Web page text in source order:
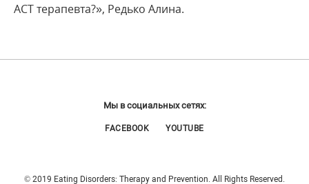
АСТ терапевта?», Редько Алина.
Мы в социальных сетях:
FACEBOOK YOUTUBE
© 2019 Eating Disorders: Therapy and Prevention. All Rights Reserved.